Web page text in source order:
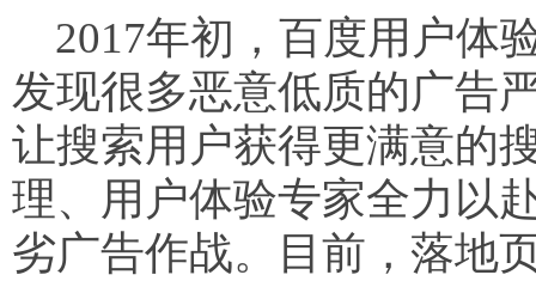
2017年初，百度用户体
发现很多恶意低质的广告
让搜索用户获得更满意的
理、用户体验专家全力以
劣广告作战。目前，落地